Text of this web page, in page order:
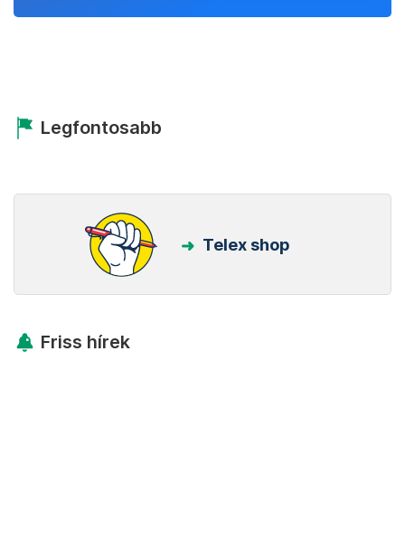
Legfontosabb
Telex shop
Friss hírek